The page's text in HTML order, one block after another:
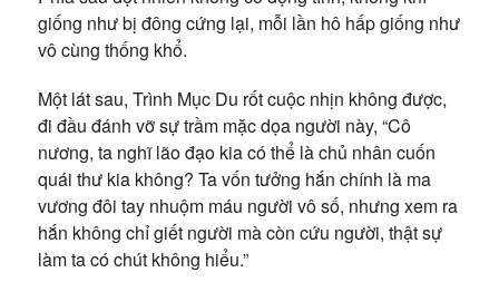
giống như bị đông cứng lại, mỗi lần hô hấp giống như
vô cùng thống khổ.
Một lát sau, Trình Mục Du rốt cuộc nhịn không được,
đi đầu đánh vỡ sự trầm mặc dọa người này, “Cô
nương, ta nghĩ lão đạo kia có thể là chủ nhân cuốn
quái thư kia không? Ta vốn tưởng hắn chính là ma
vương đôi tay nhuộm máu người vô số, nhưng xem ra
hắn không chỉ giết người mà còn cứu người, thật sự
làm ta có chút không hiểu.”